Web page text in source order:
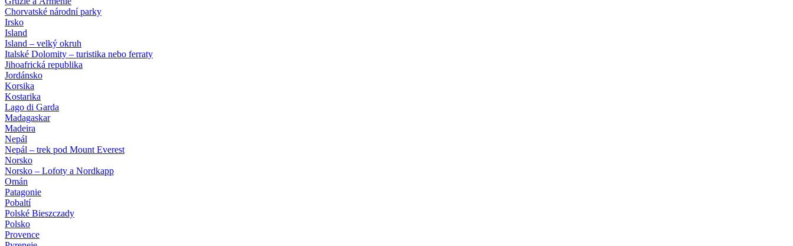
Chorvatské národní parky
Irsko
Island
Island – velký okruh
Italské Dolomity – turistika nebo ferraty
Jihoafrická republika
Jordánsko
Korsika
Kostarika
Lago di Garda
Madagaskar
Madeira
Nepál
Nepál – trek pod Mount Everest
Norsko
Norsko – Lofoty a Nordkapp
Omán
Patagonie
Pobaltí
Polské Bieszczady
Polsko
Provence